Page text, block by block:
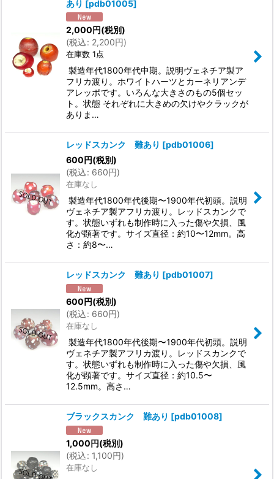
あり [pdb01005]
2,000円(税別)
(税込: 2,200円)
在庫数 1点
製造年代1800年代中期。説明ヴェネチア製ア
フリカ渡り。ホワイトハーツとカーネリアンデ
アレッポです。いろんな大きさのもの5個セッ
ト。状態 それぞれに大きめの欠けやクラックが
ありま…
レッドスカンク 難あり [pdb01006]
600円(税別)
(税込: 660円)
在庫なし
製造年代1800年代後期〜1900年代初頭。説明
ヴェネチア製アフリカ渡り。レッドスカンクで
す。状態いずれも制作時に入った傷や欠損、風
化が顕著です。サイズ直径：約10〜12mm。高
さ：約8〜…
レッドスカンク 難あり [pdb01007]
600円(税別)
(税込: 660円)
在庫なし
製造年代1800年代後期〜1900年代初頭。説明
ヴェネチア製アフリカ渡り。レッドスカンクで
す。状態いずれも制作時に入った傷や欠損、風
化が顕著です。サイズ直径：約10.5〜
12.5mm。高さ…
ブラックスカンク 難あり [pdb01008]
1,000円(税別)
(税込: 1,100円)
在庫なし